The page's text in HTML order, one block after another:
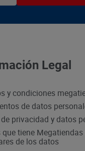
Legal
y condiciones
de datos
privacidad y datos
que tiene
de los datos